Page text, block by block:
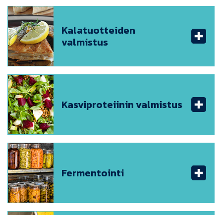
Kalatuotteiden
valmistus
Kasviproteiinin valmistus
Fermentointi